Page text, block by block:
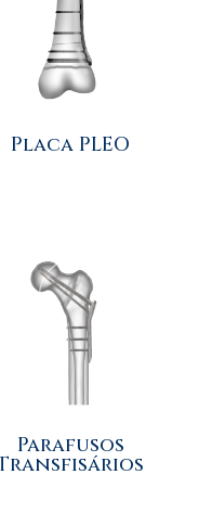
Placa PLEO
Parafusos